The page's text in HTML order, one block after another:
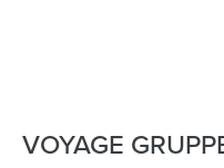
VOYAGE